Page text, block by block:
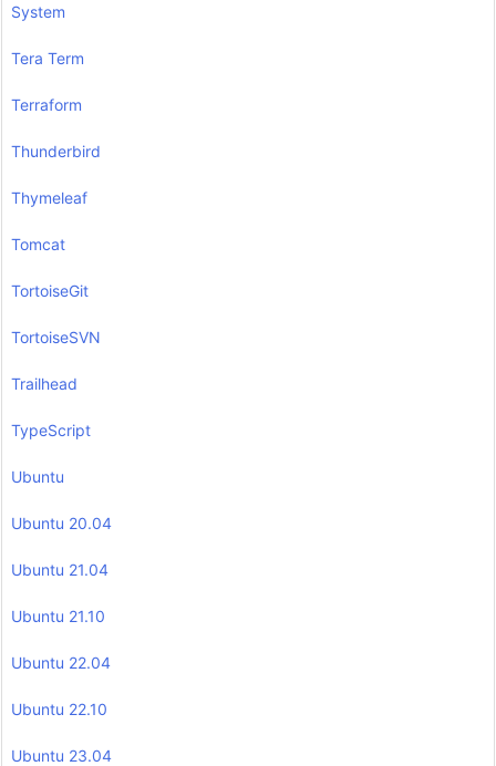
System
Tera Term
Terraform
Thunderbird
Thymeleaf
Tomcat
TortoiseGit
TortoiseSVN
Trailhead
TypeScript
Ubuntu
Ubuntu 20.04
Ubuntu 21.04
Ubuntu 21.10
Ubuntu 22.04
Ubuntu 22.10
Ubuntu 23.04